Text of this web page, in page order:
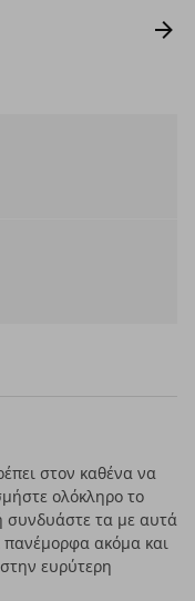
στον καθένα να
ολόκληρο το
συνδυάστε τα με αυτά
πανέμορφα ακόμα και
ευρύτερη